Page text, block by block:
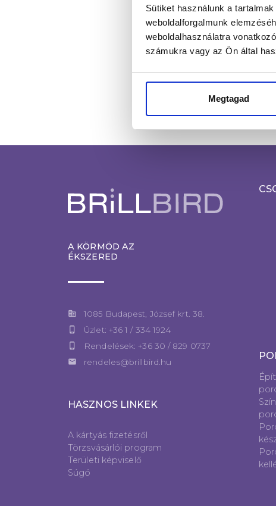
Sütiket használunk a
weboldalforgalmunk
weboldalhasználatra
számukra vagy az Ön által
Megtagad
Név*
A KÖRMÖD AZ
ÉKSZERED
corporate_fare 1085 Budapest, József krt. 38.
phone_iphone Üzlet: +36 1 / 334 1924
phone_iphone Rendelések: +36 30 / 829 0737
email rendeles@brillbird.hu
HASZNOS LINKEK
A kártyás fizetésről
Törzsvásárlói program
Területi képviselő
Súgó